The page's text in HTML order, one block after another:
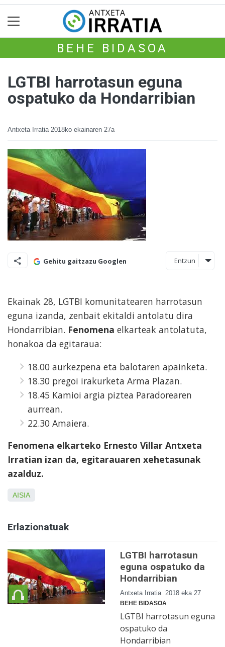
BEHE BIDASOA
LGTBI harrotasun eguna
ospatuko da Hondarribian
Antxeta Irratia 2018ko ekainaren 27a
Gehitu gaitzazu Googlen Entzun
Ekainak 28, LGTBI komunitatearen harrotasun
eguna izanda, zenbait ekitaldi antolatu dira
Hondarribian. Fenomena elkarteak antolatuta,
honakoa da egitaraua:
18.00 aurkezpena eta balotaren apainketa.
18.30 pregoi irakurketa Arma Plazan.
18.45 Kamioi argia piztea Paradorearen
aurrean.
22.30 Amaiera.
Fenomena elkarteko Ernesto Villar Antxeta
Irratian izan da, egitarauaren xehetasunak
azalduz.
AISIA
Erlazionatuak
LGTBI harrotasun
eguna ospatuko da
Hondarribian
Antxeta Irratia 2018 eka 27
BEHE BIDASOA
LGTBI harrotasun eguna
ospatuko da
Hondarribian